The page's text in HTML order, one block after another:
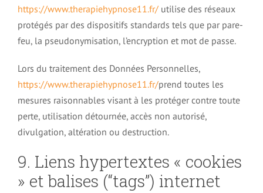
https://www.therapiehypnose11.fr/utilise des réseaux
protégés par des dispositifs standards tels que par pare-
feu, la pseudonymisation, l’encryption et mot de passe.
Lors du traitement des Données Personnelles,
https://www.therapiehypnose11.fr/prend toutes les
mesures raisonnables visant à les protéger contre toute
perte, utilisation détournée, accès non autorisé,
divulgation, altération ou destruction.
9. Liens hypertextes « cookies
» et balises (“tags”) internet